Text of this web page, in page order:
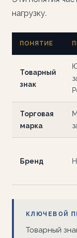
нагрузку.
ПОНЯТИЕ
Товарный
знак
Торговая
марка
Бренд
КЛЮЧЕВОЙ
Товарный